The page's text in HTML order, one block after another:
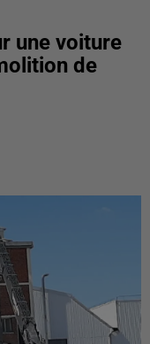
une voiture
de